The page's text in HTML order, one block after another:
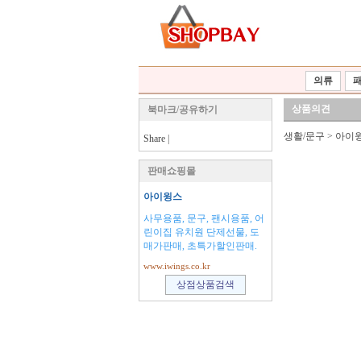
의류
북마크/공유하기
Share
판매쇼핑몰
아이윙스
사무용품, 문구, 팬시용품, 어
린이집 유치원 단제선물, 도
매가판매, 초특가할인판매.
www.iwings.co.kr
상품의견
생활/문구 > 아이